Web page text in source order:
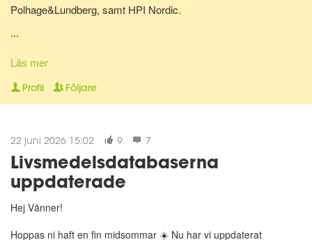
Polhage&Lundberg, samt HPI Nordic.
Har själv gjort stora livsstilsförändringar för ganska många år
sedan, bl.a. inom kost, motion och andlighet. Gillar att laga
hälsosam mat och att röra på mig - Då mår jag extra bra! Jag
"A year from now you will wish you had started today."~ Karen
Lamb."
...
Läs mer
Profil Följare
22 juni 2026 15:02 9 7
Livsmedelsdatabaserna
uppdaterade
Hej Vänner!
Hoppas ni haft en fin midsommar ☀️ Nu har vi uppdaterat